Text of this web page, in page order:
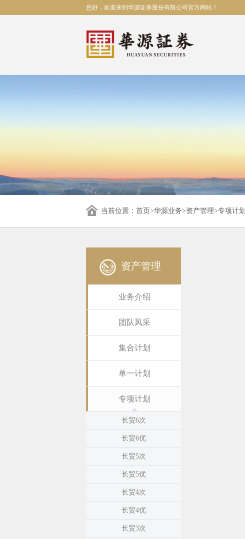
您好，欢迎来到华源证券股份有限公司官方网站！
当前位置： 首页>华源业务>资产管理>专项计划
资产管理
业务介绍
团队风采
集合计划
单一计划
专项计划
长贸6次
长贸6优
长贸5次
长贸5优
长贸4次
长贸4优
长贸3次